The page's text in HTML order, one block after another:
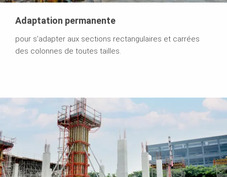
Adaptation permanente
pour s’adapter aux sections rectangulaires et carrées
des colonnes de toutes tailles.